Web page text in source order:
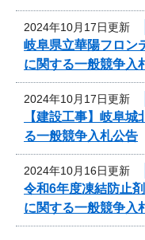
2024年10月17日更新
岐阜県立華陽フロン
に関する一般競争入
2024年10月17日更新
【建設工事】岐阜
る一般競争入札公告
2024年10月16日更新
令和6年度凍結防止
に関する一般競争入